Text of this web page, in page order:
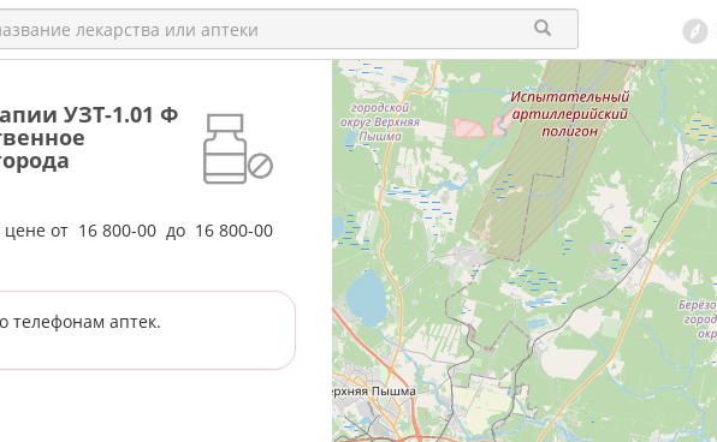
УЗТ-1.01 Ф
от 16 800-00 до 16 800-00
телефонам аптек.